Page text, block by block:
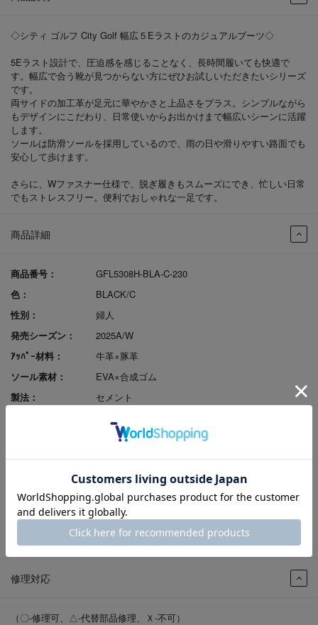
商品詳細
商品番号：
GFL5308H-BLA-C-230
色：
BLACK/C
性別：
婦人
発売シーズン：
2025A/W
ｱｯﾊﾟｰ材料：
牛革×豚革
ソール素材：
EVA×合成ゴム
製法：
セメント
足入れ感（幅）：
EEEEE
レビューポイント付
与：
可
返品サイズ交換：
可
試着申込可否：
否
修理対応
（〇-修理可、△-代替部品修理、Ｘ-不可）
◇シティ ゴルフ City Golf 幅広５Eラストのカジュアルブーツ◇
5Eラスト設計で、圧迫感を感じることなく、長時間履いても快適で
す。幅広で合う靴が見つからない方にぜひお試しいただきたいシリーズ
です。
両サイドの加工革が足元に華やかさと上品さをプラス。シンプルながら
もデザインにこだわり、日常使いからお出かけまで幅広いシーンに活躍
します。
ソールは防滑ソールを採用しているので、雨の日や滑りやすい路面でも
安心して歩けます。
さらに、Wファスナー仕様で、脱ぎ履きもスムーズにでき、忙しい日常
でもストレスフリー。便利でおしゃれな一足です。